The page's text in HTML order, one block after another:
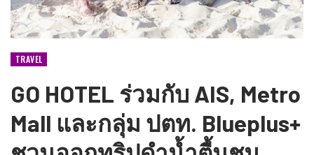
TRAVEL
GO HOTEL ร่วมกับ AIS, Metro
Mall และกลุ่ม ปตท. Blueplus+